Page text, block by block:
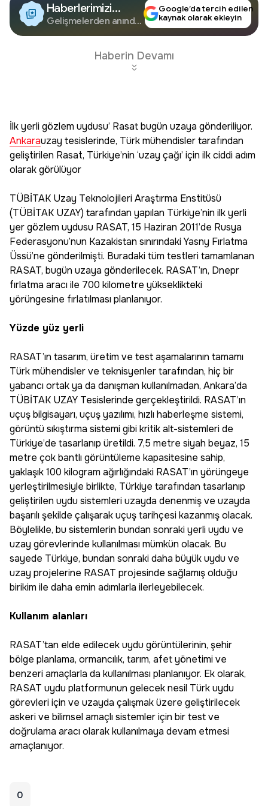
Haberlerimizi
Google'da Takip
Edin
Gelişmelerden anında
Google’da tercih edilen
kaynak olarak ekleyin
Haberin Devamı
İlk yerli gözlem uydusu’ Rasat bugün uzaya gönderiliyor.
Ankarauzay tesislerinde, Türk mühendisler tarafından
geliştirilen Rasat, Türkiye’nin ‘uzay çağı’ için ilk ciddi adım
olarak görülüyor
TÜBİTAK Uzay Teknolojileri Araştırma Enstitüsü
(TÜBİTAK UZAY) tarafından yapılan Türkiye’nin ilk yerli
yer gözlem uydusu RASAT, 15 Haziran 2011’de Rusya
Federasyonu’nun Kazakistan sınırındaki Yasny Fırlatma
Üssü’ne gönderilmişti. Buradaki tüm testleri tamamlanan
RASAT, bugün uzaya gönderilecek. RASAT’ın, Dnepr
fırlatma aracı ile 700 kilometre yükseklikteki
yörüngesine fırlatılması planlanıyor.
Yüzde yüz yerli
RASAT’ın tasarım, üretim ve test aşamalarının tamamı
Türk mühendisler ve teknisyenler tarafından, hiç bir
yabancı ortak ya da danışman kullanılmadan, Ankara’da
TÜBİTAK UZAY Tesislerinde gerçekleştirildi. RASAT’ın
uçuş bilgisayarı, uçuş yazılımı, hızlı haberleşme sistemi,
görüntü sıkıştırma sistemi gibi kritik alt-sistemleri de
Türkiye’de tasarlanıp üretildi. 7,5 metre siyah beyaz, 15
metre çok bantlı görüntüleme kapasitesine sahip,
yaklaşık 100 kilogram ağırlığındaki RASAT’ın yörüngeye
yerleştirilmesiyle birlikte, Türkiye tarafından tasarlanıp
geliştirilen uydu sistemleri uzayda denenmiş ve uzayda
başarılı şekilde çalışarak uçuş tarihçesi kazanmış olacak.
Böylelikle, bu sistemlerin bundan sonraki yerli uydu ve
uzay görevlerinde kullanılması mümkün olacak. Bu
sayede Türkiye, bundan sonraki daha büyük uydu ve
uzay projelerine RASAT projesinde sağlamış olduğu
birikim ile daha emin adımlarla ilerleyebilecek.
Kullanım alanları
RASAT’tan elde edilecek uydu görüntülerinin, şehir
bölge planlama, ormancılık, tarım, afet yönetimi ve
benzeri amaçlarla da kullanılması planlanıyor. Ek olarak,
RASAT uydu platformunun gelecek nesil Türk uydu
görevleri için ve uzayda çalışmak üzere geliştirilecek
askeri ve bilimsel amaçlı sistemler için bir test ve
doğrulama aracı olarak kullanılmaya devam etmesi
amaçlanıyor.
0